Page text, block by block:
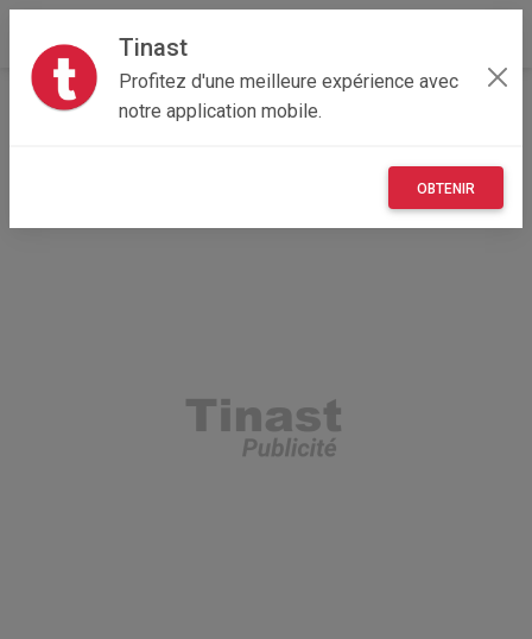
Tinast
Profitez d'une meilleure expérience avec
notre application mobile.
OBTENIR
Accueil Multimedia Bretagne